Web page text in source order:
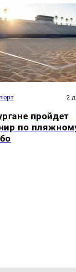
2
пройдет
по